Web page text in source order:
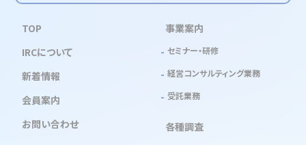
TOP
IRCについて
新着情報
会員案内
お問い合わせ
事業案内
セミナー・研修
経営コンサルティング業務
受託業務
各種調査